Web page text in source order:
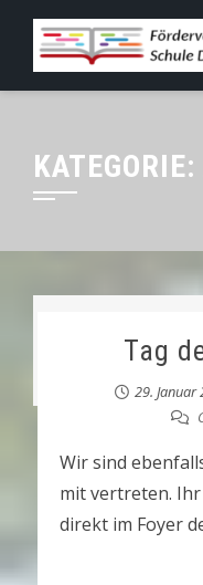
Skip
content
KATEGORIE:
Tag
29. Januar
Wir sind
mit vertreten.
direkt im Foyer